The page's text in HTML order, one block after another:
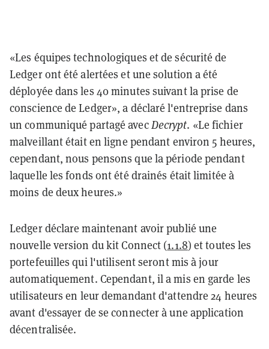
«Les équipes technologiques et de sécurité de
Ledger ont été alertées et une solution a été
déployée dans les 40 minutes suivant la prise de
conscience de Ledger», a déclaré l'entreprise dans
un communiqué partagé avecDecrypt. «Le fichier
malveillant était en ligne pendant environ 5 heures,
cependant, nous pensons que la période pendant
laquelle les fonds ont été drainés était limitée à
moins de deux heures.»
Ledger déclare maintenant avoir publié une
nouvelle version du kit Connect (1.1.8) et toutes les
portefeuilles qui l'utilisent seront mis à jour
automatiquement. Cependant, il a mis en garde les
utilisateurs en leur demandant d'attendre 24 heures
avant d'essayer de se connecter à une application
décentralisée.